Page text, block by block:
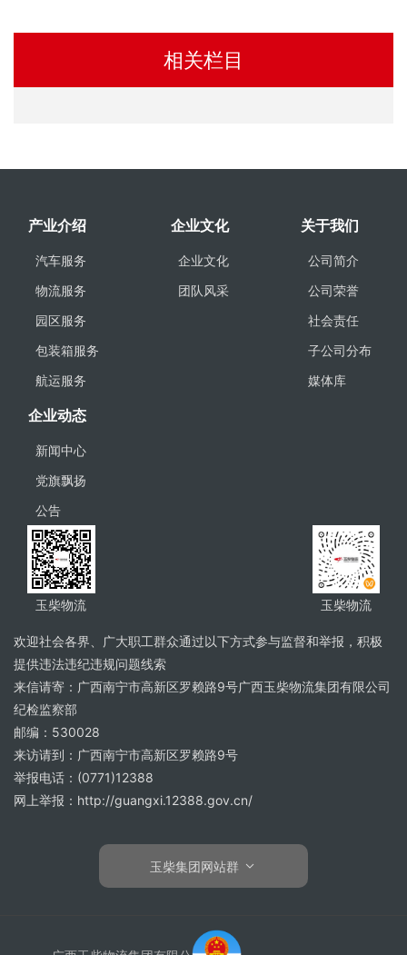
相关栏目
产业介绍
汽车服务
物流服务
园区服务
包装箱服务
航运服务
企业文化
企业文化
团队风采
关于我们
公司简介
公司荣誉
社会责任
子公司分布
媒体库
企业动态
新闻中心
党旗飘扬
公告
玉柴物流 玉柴物流
欢迎社会各界、广大职工群众通过以下方式参与监督和举报，积极
提供违法违纪违规问题线索
来信请寄：广西南宁市高新区罗赖路9号广西玉柴物流集团有限公司
纪检监察部
邮编：530028
来访请到：广西南宁市高新区罗赖路9号
举报电话：(0771)12388
网上举报：http://guangxi.12388.gov.cn/
玉柴集团网站群